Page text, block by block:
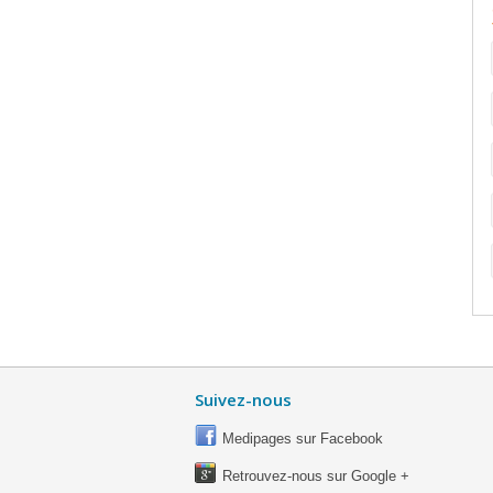
Suivez-nous
Medipages sur Facebook
Retrouvez-nous sur Google +